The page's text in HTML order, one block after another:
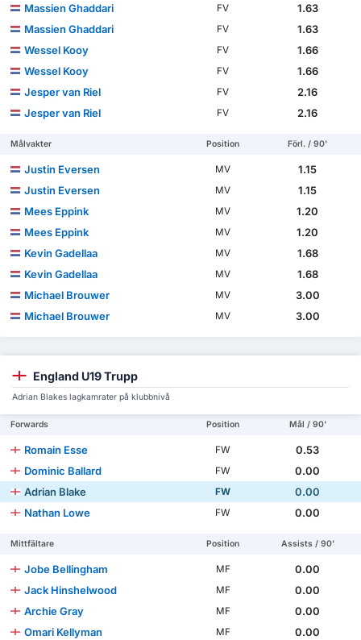
Massien Ghaddari
FV
1.63
Massien Ghaddari
FV
1.63
Wessel Kooy
FV
1.66
Wessel Kooy
FV
1.66
Jesper van Riel
FV
2.16
Jesper van Riel
FV 2.16
Målvakter Position Förl. / 90'
Justin Eversen MV
1.15
Justin Eversen
MV
1.15
Mees Eppink
MV
1.20
Mees Eppink
MV
1.20
Kevin Gadellaa
MV
1.68
Kevin Gadellaa
MV
1.68
Michael Brouwer
MV
3.00
Michael Brouwer
MV 3.00
England U19 Trupp
Adrian Blakes lagkamrater på klubbnivå
Forwards Position Mål / 90'
Romain Esse FW
0.53
Dominic Ballard
FW
0.00
Adrian Blake
FW
0.00
Nathan Lowe
FW 0.00
Mittfältare Position Assists / 90'
Jobe Bellingham MF
0.00
Jack Hinshelwood
MF
0.00
Archie Gray
MF
0.00
Omari Kellyman
MF
0.00